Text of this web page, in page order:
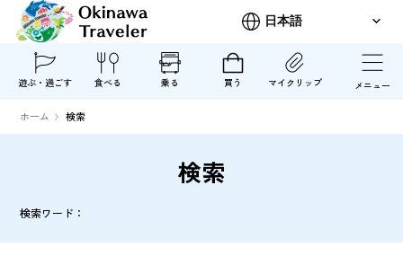
遊ぶ・過ごす 食べる 乗る 買う マイクリップ メニュー
ホーム 検索
検索
検索ワード：